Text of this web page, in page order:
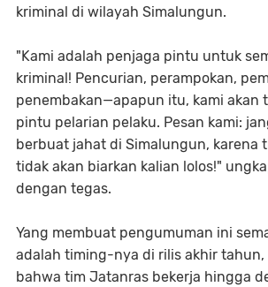
kriminal di wilayah Simalungun.
"Kami adalah penjaga pintu untuk
kriminal! Pencurian, perampokan,
penembakan—apapun itu, kami akan
pintu pelarian pelaku. Pesan kami:
berbuat jahat di Simalungun, karena
tidak akan biarkan kalian lolos!"
dengan tegas.
Yang membuat pengumuman ini
adalah timing-nya di rilis akhir tahun,
bahwa tim Jatanras bekerja hingga